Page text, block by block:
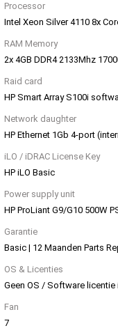
Processor
Intel Xeon Silver 4110 8x
RAM Memory
2x 4GB DDR4 2133Mhz
Raid card
HP Smart Array S100i
Network daughter
HP Ethernet 1Gb 4-port
iLO / iDRAC License Key
HP iLO Basic
Power supply unit
HP ProLiant G9/G10 500W
Garantie
Basic | 12 Maanden Parts
OS & Licenties
Geen OS / Software licentie
Fan
7